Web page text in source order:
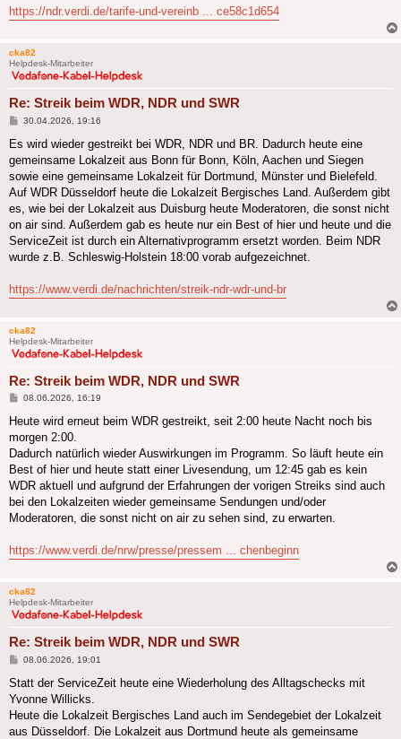
https://ndr.verdi.de/tarife-und-vereinb ... ce58c1d654
cka82
Helpdesk-Mitarbeiter
Re: Streik beim WDR, NDR und SWR
Beitrag
30.04.2026, 19:16
Es wird wieder gestreikt bei WDR, NDR und BR. Dadurch heute eine
gemeinsame Lokalzeit aus Bonn für Bonn, Köln, Aachen und Siegen
sowie eine gemeinsame Lokalzeit für Dortmund, Münster und Bielefeld.
Auf WDR Düsseldorf heute die Lokalzeit Bergisches Land. Außerdem gibt
es, wie bei der Lokalzeit aus Duisburg heute Moderatoren, die sonst nicht
on air sind. Außerdem gab es heute nur ein Best of hier und heute und die
ServiceZeit ist durch ein Alternativprogramm ersetzt worden. Beim NDR
wurde z.B. Schleswig-Holstein 18:00 vorab aufgezeichnet.
https://www.verdi.de/nachrichten/streik-ndr-wdr-und-br
cka82
Helpdesk-Mitarbeiter
Re: Streik beim WDR, NDR und SWR
Beitrag
08.06.2026, 16:19
Heute wird erneut beim WDR gestreikt, seit 2:00 heute Nacht noch bis
morgen 2:00.
Dadurch natürlich wieder Auswirkungen im Programm. So läuft heute ein
Best of hier und heute statt einer Livesendung, um 12:45 gab es kein
WDR aktuell und aufgrund der Erfahrungen der vorigen Streiks sind auch
bei den Lokalzeiten wieder gemeinsame Sendungen und/oder
Moderatoren, die sonst nicht on air zu sehen sind, zu erwarten.
https://www.verdi.de/nrw/presse/pressem ... chenbeginn
cka82
Helpdesk-Mitarbeiter
Re: Streik beim WDR, NDR und SWR
Beitrag
08.06.2026, 19:01
Statt der ServiceZeit heute eine Wiederholung des Alltagschecks mit
Yvonne Willicks.
Heute die Lokalzeit Bergisches Land auch im Sendegebiet der Lokalzeit
aus Düsseldorf. Die Lokalzeit aus Dortmund heute als gemeinsame